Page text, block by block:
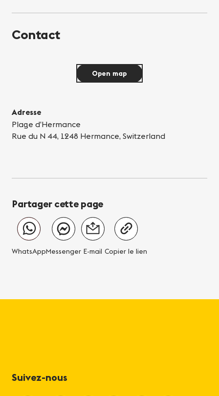
Contact
Adresse
Plage d’Hermance
Rue du N 44, 1248 Hermance, Switzerland
Open map
Partager cette page
WhatsAppMessenger E-mail Copier le lien
Suivez-nous